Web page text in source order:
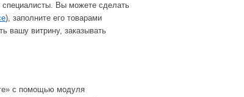
специалисты. Вы можете сделать
), заполните его товарами
вашу витрину, заказывать
с помощью модуля